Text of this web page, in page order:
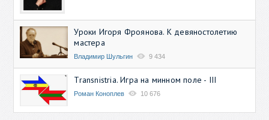
Уроки Игоря Фроянова. К девяностолетию
мастера
Владимир Шульгин 9 434
Transnistria. Игра на минном поле - III
Роман Коноплев 10 676